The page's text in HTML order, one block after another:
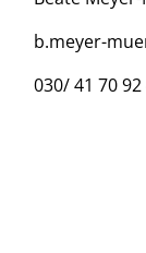
b.meyer-
030/ 41 70 92